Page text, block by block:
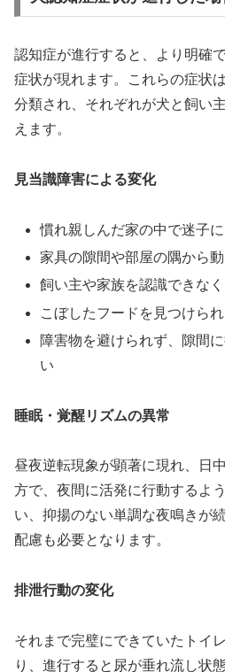
認知症が進行すると、より明確
症状が現れます。これらの症状
分類され、それぞれが犬と飼い
えます。
見当識障害による変化
慣れ親しんだ家の中で迷子
家具の隙間や部屋の隅から
飼い主や家族を認識できな
こぼしたフードを見つけら
障害物を避けられず、隙間
い
睡眠・覚醒リズムの異常
昼夜逆転現象が顕著に現れ、日
方で、夜間に活発に行動するよ
い、抑揚のない単調な夜鳴きが
配慮も必要となります。
排泄行動の変化
それまで完璧にできていたトイ
り、進行すると尿が垂れ流し状